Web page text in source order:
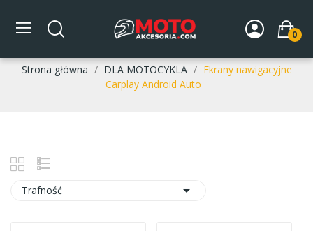
0
Ekrany nawigacyjne Carplay
Android Auto
Strona główna DLA MOTOCYKLA
Ekrany nawigacyjne
Carplay Android Auto
Trafność 